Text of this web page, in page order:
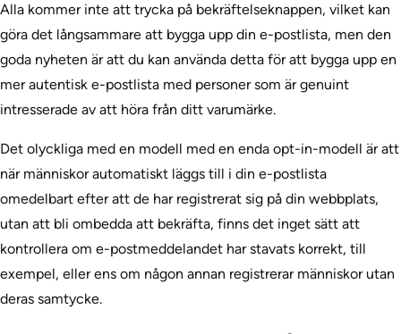
Alla kommer inte att trycka på bekräftelseknappen, vilket kan
göra det långsammare att bygga upp din e-postlista, men den
goda nyheten är att du kan använda detta för att bygga upp en
mer autentisk e-postlista med personer som är genuint
intresserade av att höra från ditt varumärke.
Det olyckliga med en modell med en enda opt-in-modell är att
när människor automatiskt läggs till i din e-postlista
omedelbart efter att de har registrerat sig på din webbplats,
utan att bli ombedda att bekräfta, finns det inget sätt att
kontrollera om e-postmeddelandet har stavats korrekt, till
exempel, eller ens om någon annan registrerar människor utan
deras samtycke.